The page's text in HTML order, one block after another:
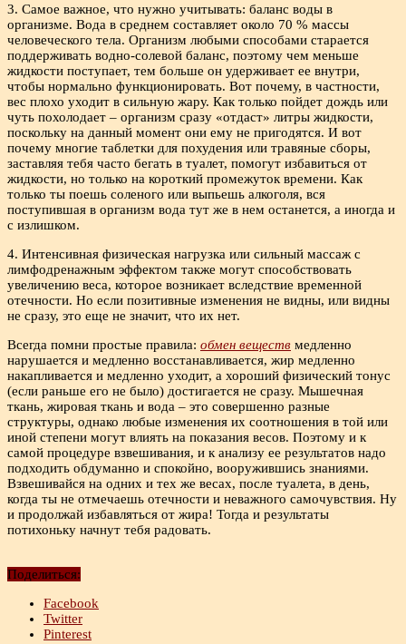
3. Самое важное, что нужно учитывать: баланс воды в
организме. Вода в среднем составляет около 70 % массы
человеческого тела. Организм любыми способами старается
поддерживать водно-солевой баланс, поэтому чем меньше
жидкости поступает, тем больше он удерживает ее внутри,
чтобы нормально функционировать. Вот почему, в частности,
вес плохо уходит в сильную жару. Как только пойдет дождь или
чуть похолодает – организм сразу «отдаст» литры жидкости,
поскольку на данный момент они ему не пригодятся. И вот
почему многие таблетки для похудения или травяные сборы,
заставляя тебя часто бегать в туалет, помогут избавиться от
жидкости, но только на короткий промежуток времени. Как
только ты поешь соленого или выпьешь алкоголя, вся
поступившая в организм вода тут же в нем останется, а иногда и
с излишком.
4. Интенсивная физическая нагрузка или сильный массаж с
лимфодренажным эффектом также могут способствовать
увеличению веса, которое возникает вследствие временной
отечности. Но если позитивные изменения не видны, или видны
не сразу, это еще не значит, что их нет.
Всегда помни простые правила: обмен веществ медленно
нарушается и медленно восстанавливается, жир медленно
накапливается и медленно уходит, а хороший физический тонус
(если раньше его не было) достигается не сразу. Мышечная
ткань, жировая ткань и вода – это совершенно разные
структуры, однако любые изменения их соотношения в той или
иной степени могут влиять на показания весов. Поэтому и к
самой процедуре взвешивания, и к анализу ее результатов надо
подходить обдуманно и спокойно, вооружившись знаниями.
Взвешивайся на одних и тех же весах, после туалета, в день,
когда ты не отмечаешь отечности и неважного самочувствия. Ну
и продолжай избавляться от жира! Тогда и результаты
потихоньку начнут тебя радовать.
Поделиться:
Facebook
Twitter
Pinterest